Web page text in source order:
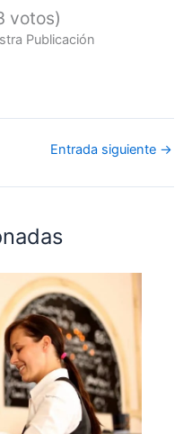
votos)
Publicación
Entrada siguiente →